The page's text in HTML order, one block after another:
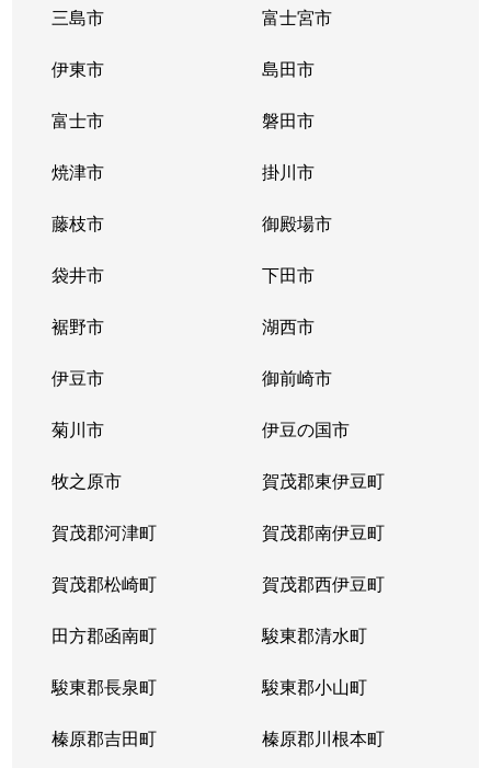
三島市 富士宮市
伊東市 島田市
富士市 磐田市
焼津市 掛川市
藤枝市 御殿場市
袋井市 下田市
裾野市 湖西市
伊豆市 御前崎市
菊川市 伊豆の国市
牧之原市 賀茂郡東伊豆町
賀茂郡河津町 賀茂郡南伊豆町
賀茂郡松崎町 賀茂郡西伊豆町
田方郡函南町 駿東郡清水町
駿東郡長泉町 駿東郡小山町
榛原郡吉田町 榛原郡川根本町